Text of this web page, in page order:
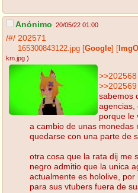
Anónimo 20/05/22 01:00
/#/ 202571
165300843122.jpg Google
km.jpg )
>>202568
>>202569
sabemos
agencias,
porque le
a cambio de unas monedas
quedarse con una parte de
otra cosa que la rata dij me
negro admitio que la unica
actualmente es hololive,
para sus vtubers fuera de